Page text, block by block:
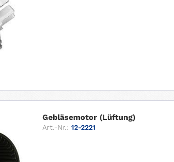
Gebläsemotor (Lüftung)
Art.-Nr.: 12-2221